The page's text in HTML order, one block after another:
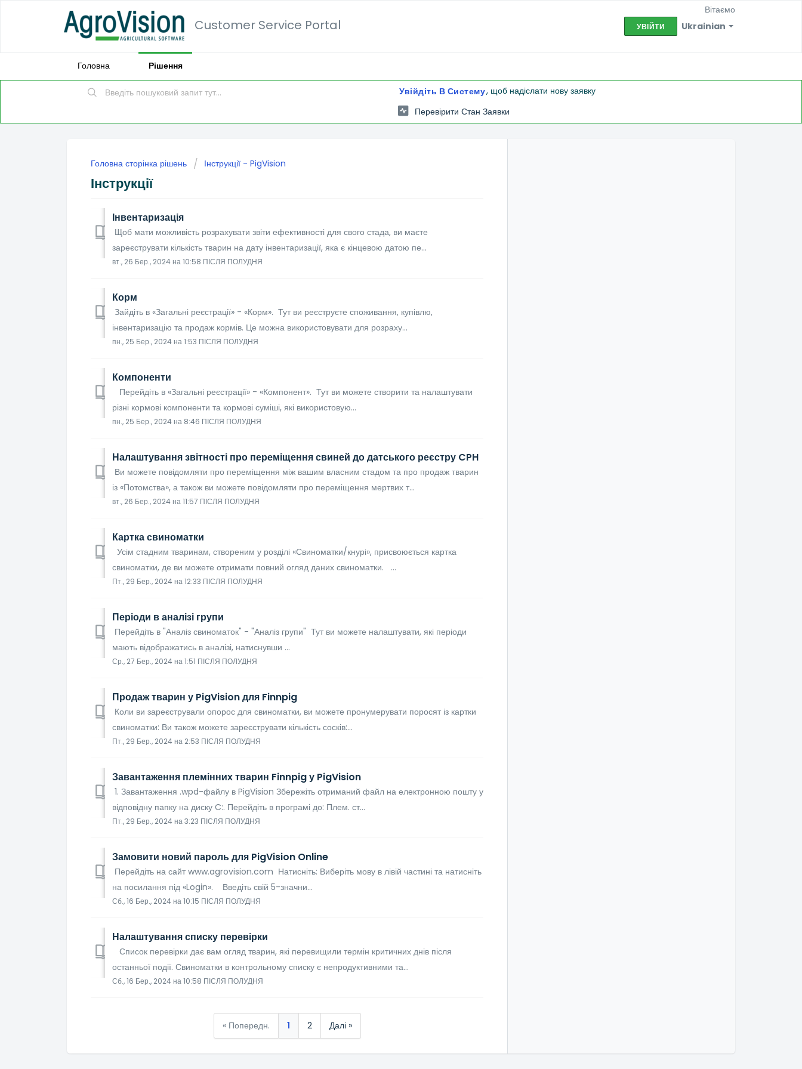
Customer Service Portal Ukrainian
Вітаємо
УВІЙТИ
Головна Рішення
Увійдіть В Систему, щоб надіслати нову заявку
Перевірити Стан Заявки
Головна сторінка рішень Інструкції - PigVision
Інструкції
Інвентаризація
Щоб мати можливість розрахувати звіти ефективності для свого стада, ви маєте
зареєструвати кількість тварин на дату інвентаризації, яка є кінцевою датою пе...
вт., 26 Бер., 2024 на 10:58 ПІСЛЯ ПОЛУДНЯ
Корм
Зайдіть в «Загальні реєстрації» - «Корм». Тут ви реєструєте споживання, купівлю,
інвентаризацію та продаж кормів. Це можна використовувати для розраху...
пн., 25 Бер., 2024 на 1:53 ПІСЛЯ ПОЛУДНЯ
Компоненти
Перейдіть в «Загальні реєстрації» - «Компонент». Тут ви можете створити та налаштувати
різні кормові компоненти та кормові суміші, які використовую...
пн., 25 Бер., 2024 на 8:46 ПІСЛЯ ПОЛУДНЯ
Налаштування звітності про переміщення свиней до датського реєстру CPH
Ви можете повідомляти про переміщення між вашим власним стадом та про продаж тварин
із «Потомства», а також ви можете повідомляти про переміщення мертвих т...
вт., 26 Бер., 2024 на 11:57 ПІСЛЯ ПОЛУДНЯ
Картка свиноматки
Усім стадним тваринам, створеним у розділі «Свиноматки/кнурі», присвоюється картка
свиноматки, де ви можете отримати повний огляд даних свиноматки. ...
Пт., 29 Бер., 2024 на 12:33 ПІСЛЯ ПОЛУДНЯ
Періоди в аналізі групи
Перейдіть в "Аналіз свиноматок" - "Аналіз групи" Тут ви можете налаштувати, які періоди
мають відображатись в аналізі, натиснувши ...
Ср., 27 Бер., 2024 на 1:51 ПІСЛЯ ПОЛУДНЯ
Продаж тварин у PigVision для Finnpig
Коли ви зареєстрували опорос для свиноматки, ви можете пронумерувати поросят із картки
свиноматки: Ви також можете зареєструвати кількість сосків:...
Пт., 29 Бер., 2024 на 2:53 ПІСЛЯ ПОЛУДНЯ
Завантаження племінних тварин Finnpig у PigVision
1. Завантаження .wpd-файлу в PigVision Збережіть отриманий файл на електронною пошту у
відповідну папку на диску C:. Перейдіть в програмі до: Плем. ст...
Пт., 29 Бер., 2024 на 3:23 ПІСЛЯ ПОЛУДНЯ
Замовити новий пароль для PigVision Online
Перейдіть на сайт www.agrovision.com Натисніть: Виберіть мову в лівій частині та натисніть
на посилання під «Login». Введіть свій 5-значни...
Сб., 16 Бер., 2024 на 10:15 ПІСЛЯ ПОЛУДНЯ
Налаштування списку перевірки
Список перевірки дає вам огляд тварин, які перевищили термін критичних днів після
останньої події. Свиноматки в контрольному списку є непродуктивними та...
Сб., 16 Бер., 2024 на 10:58 ПІСЛЯ ПОЛУДНЯ
« Попередн. 1 2 Далі »